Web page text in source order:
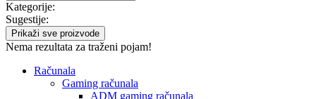
Kategorije:
Sugestije:
Prikaži sve proizvode
Nema rezultata za traženi pojam!
Računala
Gaming računala
ADM gaming računala